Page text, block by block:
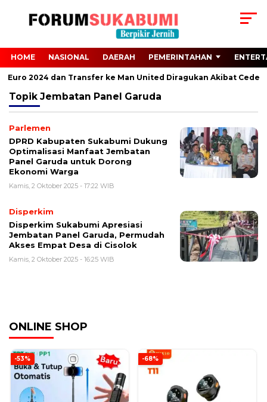
HOME NASIONAL DAERAH PEMERINTAHAN
2024 dan Transfer ke Man United Diragukan Akibat Cedera
Topik Jembatan Panel Garuda
Parlemen
DPRD Kabupaten Sukabumi Dukung
Optimalisasi Manfaat Jembatan
Panel Garuda untuk Dorong
Ekonomi Warga
Kamis, 2 Oktober 2025 - 17:22 WIB
Disperkim
Disperkim Sukabumi Apresiasi
Jembatan Panel Garuda, Permudah
Akses Empat Desa di Cisolok
Kamis, 2 Oktober 2025 - 16:25 WIB
ONLINE SHOP
-53% -68%